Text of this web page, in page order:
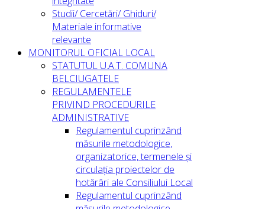
Studii/ Cercetări/ Ghiduri/
Materiale informative
relevante
MONITORUL OFICIAL LOCAL
STATUTUL U.A.T. COMUNA
BELCIUGATELE
REGULAMENTELE
PRIVIND PROCEDURILE
ADMINISTRATIVE
Regulamentul cuprinzând
măsurile metodologice,
organizatorice, termenele și
circulația proiectelor de
hotărâri ale Consiliului Local
Regulamentul cuprinzând